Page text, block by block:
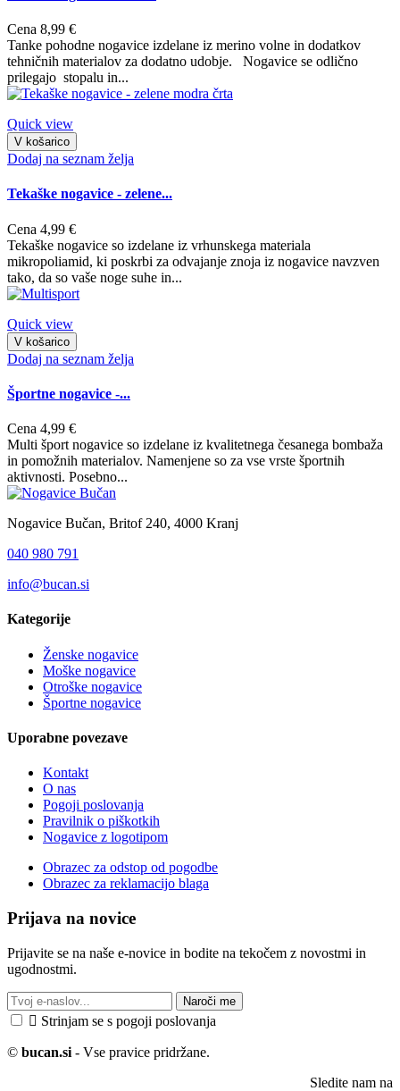
Cena 8,99 €
Tanke pohodne nogavice izdelane iz merino volne in dodatkov
tehničnih materialov za dodatno udobje. Nogavice se odlično
prilegajo stopalu in...
Quick view
V košarico
Dodaj na seznam želja
Tekaške nogavice - zelene...
Cena 4,99 €
Tekaške nogavice so izdelane iz vrhunskega materiala
mikropoliamid, ki poskrbi za odvajanje znoja iz nogavice navzven
tako, da so vaše noge suhe in...
Quick view
V košarico
Dodaj na seznam želja
Športne nogavice -...
Cena 4,99 €
Multi šport nogavice so izdelane iz kvalitetnega česanega bombaža
in pomožnih materialov. Namenjene so za vse vrste športnih
aktivnosti. Posebno...
Nogavice Bučan, Britof 240, 4000 Kranj
040 980 791
info@bucan.si
Kategorije
Ženske nogavice
Moške nogavice
Otroške nogavice
Športne nogavice
Uporabne povezave
Kontakt
O nas
Pogoji poslovanja
Pravilnik o piškotkih
Nogavice z logotipom
Obrazec za odstop od pogodbe
Obrazec za reklamacijo blaga
Prijava na novice
Prijavite se na naše e-novice in bodite na tekočem z novostmi in
ugodnostmi.
Naroči me
 Strinjam se s pogoji poslovanja
© bucan.si - Vse pravice pridržane.
Sledite nam na